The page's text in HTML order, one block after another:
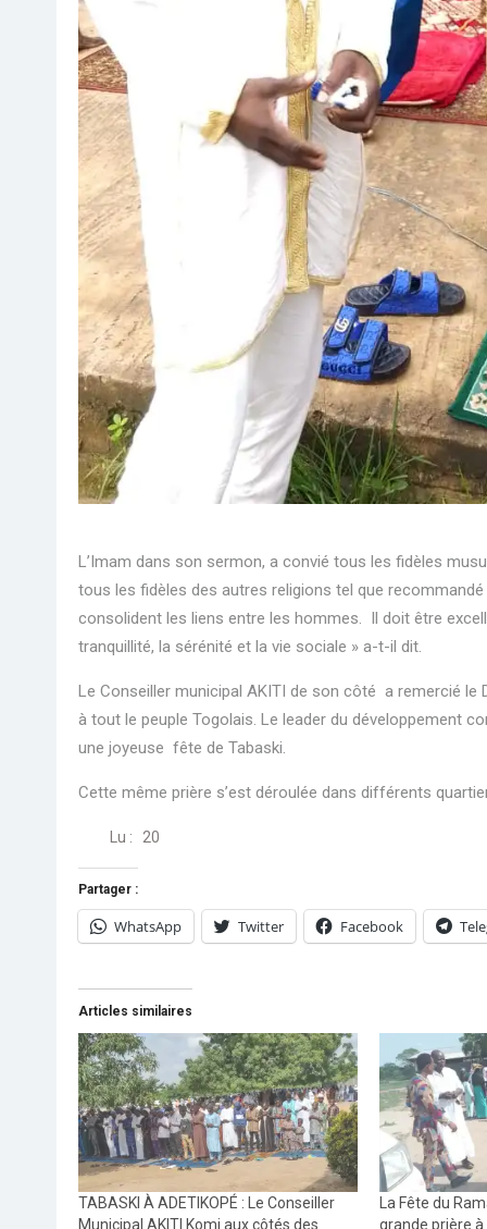
L’Imam dans son sermon, a convié tous les fidèles
tous les fidèles des autres religions tel que
consolident les liens entre les hommes. Il doit être
tranquillité, la sérénité et la vie sociale » a-t-il dit.
Le Conseiller municipal AKITI de son côté a remercié le
à tout le peuple Togolais. Le leader du développement
une joyeuse fête de Tabaski.
Cette même prière s’est déroulée dans différents
Lu : 20
Partager :
WhatsApp Twitter Facebook
Articles similaires
TABASKI À ADETIKOPÉ : Le Conseiller
Municipal AKITI Komi aux côtés des
La Fête du
grande prière